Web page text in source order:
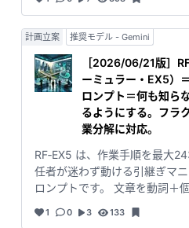
の階層がどれだけ深いかを **
ペアを Markdown 表で完全可
ュアル、設計書、テスト項目
ストへそのまま落とし込める。 --- **Dream →
Lightning → Burst** 夢は稲妻をまとい爆発し、構造は塔
のように立ち上がり、あなた
る文章を読み、全体像をざっくり把握。
ウトラインを確認し、 論理構造を一気に理解。 最後に
**表形式（バースト）** で
アを Markdown 表として完全可視化し、
マニュアル・設計・テスト項目に落
→ Lightning → Burst** 夢は稲妻をまとい爆発し、構造
が一瞬で見える。
計画立案 推奨モデル - Gemini
［2026/06/21版］
ーミュラー・EX5）
ロンプト＝何も知ら
るようにする。フラ
業分解に対応。
RF‑EX5 は、作業手順を最大
任者が迷わず動ける引継ぎマ
ロンプトです。 文章を動詞＋
分解し、途中過程を省略しな
ます。 出力形式は2種類。 **音読形式（ドリーム）**で
1 0 3 133